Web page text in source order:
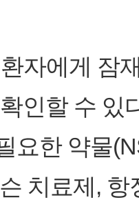
자에게 잠
인할 수 있
요한 약물
치료제,